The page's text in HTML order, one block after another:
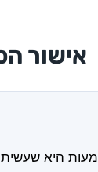
אישור
היא